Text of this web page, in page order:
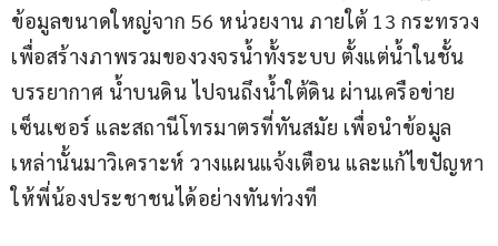
ข้อมูลขนาดใหญ่จาก 56 หน่วยงาน ภายใต้ 13 กระทรวง
เพื่อสร้างภาพรวมของวงจรน้ำทั้งระบบ ตั้งแต่น้ำในชั้น
บรรยากาศ น้ำบนดิน ไปจนถึงน้ำใต้ดิน ผ่านเครือข่าย
เซ็นเซอร์ และสถานีโทรมาตรที่ทันสมัย เพื่อนำข้อมูล
เหล่านั้นมาวิเคราะห์ วางแผนแจ้งเตือน และแก้ไขปัญหา
ให้พี่น้องประชาชนได้อย่างทันท่วงที